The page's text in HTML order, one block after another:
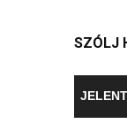
SZÓLJ